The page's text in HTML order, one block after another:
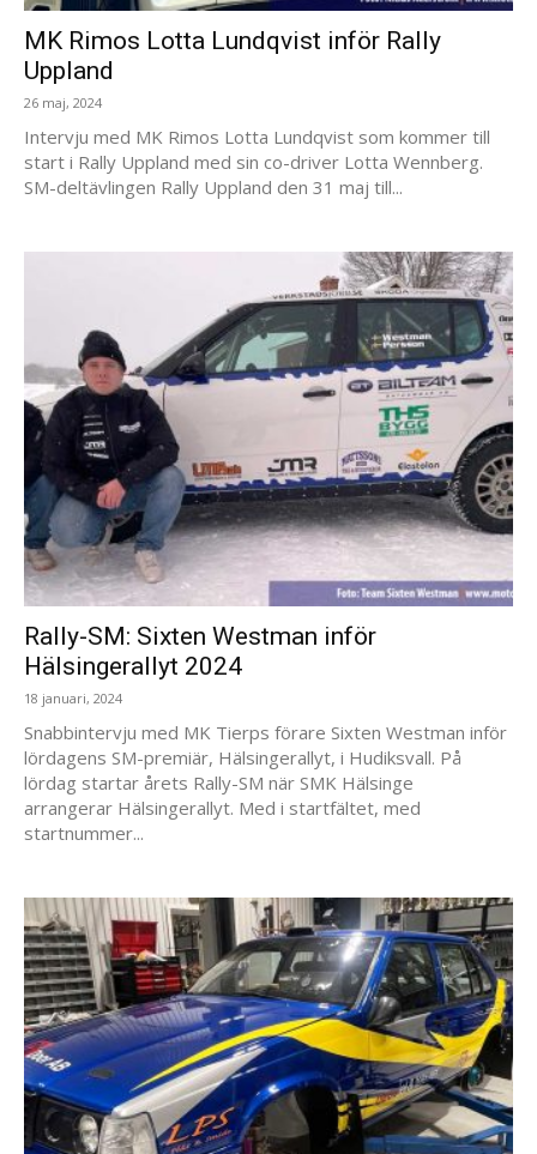
MK Rimos Lotta Lundqvist inför Rally
Uppland
26 maj, 2024
Intervju med MK Rimos Lotta Lundqvist som kommer till
start i Rally Uppland med sin co-driver Lotta Wennberg.
SM-deltävlingen Rally Uppland den 31 maj till...
Rally-SM: Sixten Westman inför
Hälsingerallyt 2024
18 januari, 2024
Snabbintervju med MK Tierps förare Sixten Westman inför
lördagens SM-premiär, Hälsingerallyt, i Hudiksvall. På
lördag startar årets Rally-SM när SMK Hälsinge
arrangerar Hälsingerallyt. Med i startfältet, med
startnummer...